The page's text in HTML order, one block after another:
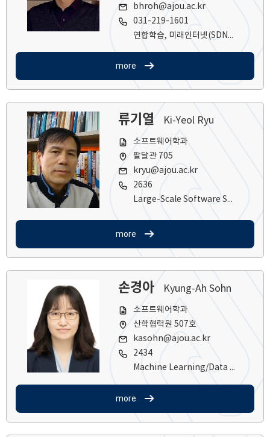
bhroh@ajou.ac.kr
031-219-1601
연합학습, 미래인터넷(SDN), 사물인터넷 (IoT), 혼합현실(MR)
more
류기열 Ki-Yeol Ryu
소프트웨어학과
팔달관 705
kryu@ajou.ac.kr
2636
Large-Scale Software Systems
more
손경아 Kyung-Ah Sohn
소프트웨어학과
산학협력원 507호
kasohn@ajou.ac.kr
2434
Machine Learning/Data Mining/Biomedical Informatics
more